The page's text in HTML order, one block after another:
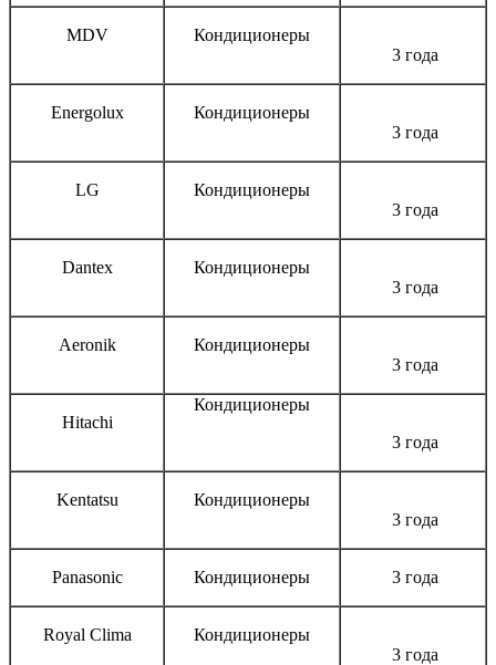
MDV
Кондиционеры
3 года
Energolux
Кондиционеры
3 года
LG
Кондиционеры
3 года
Dantex
Кондиционеры
3 года
Aeronik
Кондиционеры
3 года
Hitachi
Кондиционеры
3 года
Kentatsu
Кондиционеры
3 года
Panasonic Кондиционеры 3 года
Royal Clima
Кондиционеры
3 года